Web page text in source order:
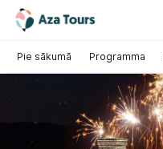
Ceļojumi
pa Eiropu
(ar
lidmašīnu)
Pie sākumā Programma